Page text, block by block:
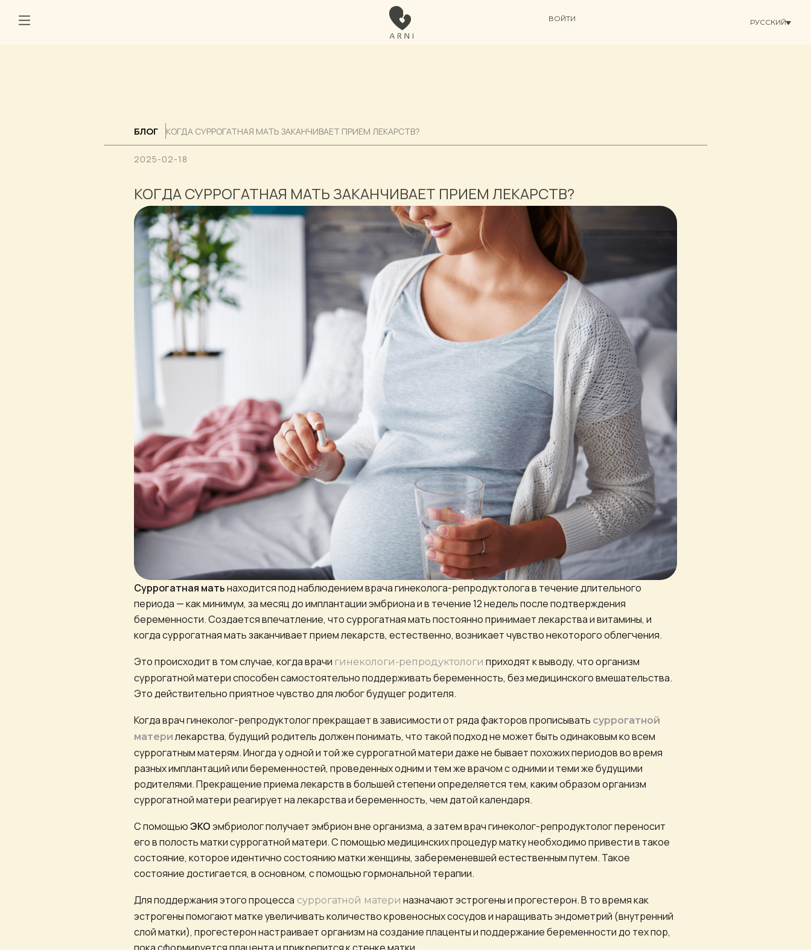
ВОЙТИ РУССКИЙ
БЛОГ КОГДА СУРРОГАТНАЯ МАТЬ ЗАКАНЧИВАЕТ ПРИЕМ ЛЕКАРСТВ?
2025-02-18
КОГДА СУРРОГАТНАЯ МАТЬ ЗАКАНЧИВАЕТ ПРИЕМ ЛЕКАРСТВ?
Суррогатная матьнаходится под наблюдением врача гинеколога-репродуктолога в течение длительного
периода — как минимум, за месяц до имплантации эмбриона и в течение 12 недель после подтверждения
беременности. Создается впечатление, что суррогатная мать постоянно принимает лекарства и витамины, и
когда суррогатная мать заканчивает прием лекарств, естественно, возникает чувство некоторого облегчения.
Это происходит в том случае, когда врачи гинекологи-репродуктологи приходят к выводу, что организм
суррогатной матери способен самостоятельно поддерживать беременность, без медицинского вмешательства.
Это действительно приятное чувство для любог будущег родителя.
Когда врач гинеколог-репродуктолог прекращает в зависимости от ряда факторов прописывать суррогатной
матери лекарства, будущий родитель должен понимать, что такой подход не может быть одинаковым ко всем
суррогатным матерям. Иногда у одной и той же суррогатной матери даже не бывает похожих периодов во время
разных имплантаций или беременностей, проведенных одним и тем же врачом с одними и теми же будущими
родителями. Прекращение приема лекарств в большей степени определяется тем, каким образом организм
суррогатной матери реагирует на лекарства и беременность, чем датой календаря.
С помощьюЭКОэмбриолог получает эмбрион вне организма, а затем врач гинеколог-репродуктолог переносит
его в полость матки суррогатной матери. С помощью медицинских процедур матку необходимо привести в такое
состояние, которое идентично состоянию матки женщины, забеременевшей естественным путем. Такое
состояние достигается, в основном, с помощью гормональной терапии.
Для поддержания этого процесса суррогатной матери назначают эстрогены и прогестерон. В то время как
эстрогены помогают матке увеличивать количество кровеносных сосудов и наращивать эндометрий (внутренний
слой матки), прогестерон настраивает организм на создание плаценты и поддержание беременности до тех пор,